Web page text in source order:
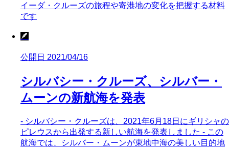
イーダ・クルーズの旅程や寄港地の変化を把握する材料
です
🪶
公開日 2021/04/16
シルバシー・クルーズ、シルバー・
ムーンの新航海を発表
- シルバシー・クルーズは、2021年6月18日にギリシャの
ピレウスから出発する新しい航海を発表しました - この
航海では、シルバー・ムーンが東地中海の美しい目的地